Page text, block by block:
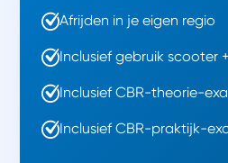
Afrijden in je eigen regio
Inclusief gebruik scooter
Inclusief CBR-theorie-
Inclusief CBR-praktijk-